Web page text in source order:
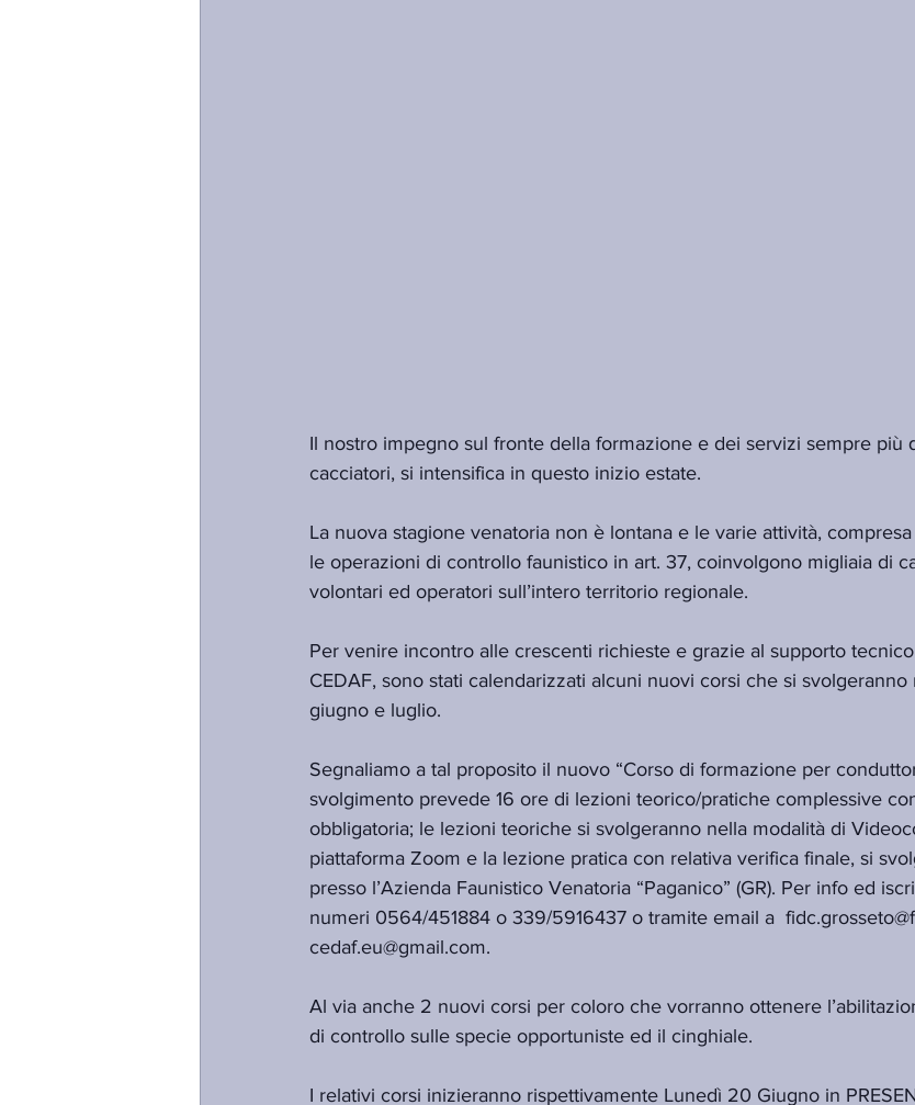
Il nostro impegno sul fronte della formazione e dei servizi sempre più
cacciatori, si intensifica in questo inizio estate.
La nuova stagione venatoria non è lontana e le varie attività,
le operazioni di controllo faunistico in art. 37, coinvolgono migliaia di
volontari ed operatori sull’intero territorio regionale.
Per venire incontro alle crescenti richieste e grazie al supporto
CEDAF, sono stati calendarizzati alcuni nuovi corsi che si
giugno e luglio.
Segnaliamo a tal proposito il nuovo “Corso di formazione per
svolgimento prevede 16 ore di lezioni teorico/pratiche complessive
obbligatoria; le lezioni teoriche si svolgeranno nella modalità di
piattaforma Zoom e la lezione pratica con relativa verifica finale, si
presso l’Azienda Faunistico Venatoria “Paganico” (GR). Per info ed
numeri 0564/451884 o 339/5916437 o tramite email a
cedaf.eu@gmail.com.
Al via anche 2 nuovi corsi per coloro che vorranno ottenere
di controllo sulle specie opportuniste ed il cinghiale.
I relativi corsi inizieranno rispettivamente Lunedì 20 Giugno in